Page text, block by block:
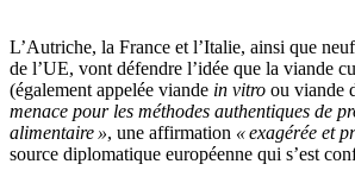
L’Autriche, la France et l’Italie, ainsi que
de l’UE, vont défendre l’idée que la viande
(également appelée viande in vitro ou viande
menace pour les méthodes authentiques de
alimentaire », une affirmation « exagérée et
source diplomatique européenne qui s’est